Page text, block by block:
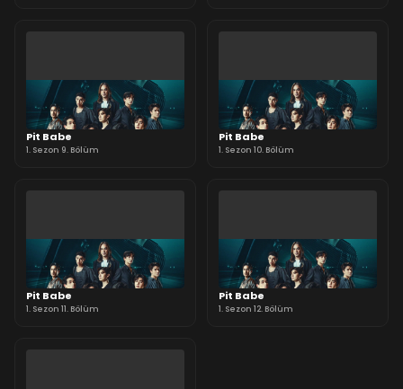
Pit Babe
1. Sezon 9. Bölüm
Pit Babe
1. Sezon 10. Bölüm
Pit Babe
1. Sezon 11. Bölüm
Pit Babe
1. Sezon 12. Bölüm